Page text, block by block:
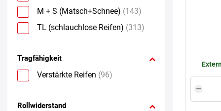
M + S (Matsch+Schnee) (143)
TL (schlauchlose Reifen) (313)
Tragfähigkeit
Verstärkte Reifen (96)
Rollwiderstand